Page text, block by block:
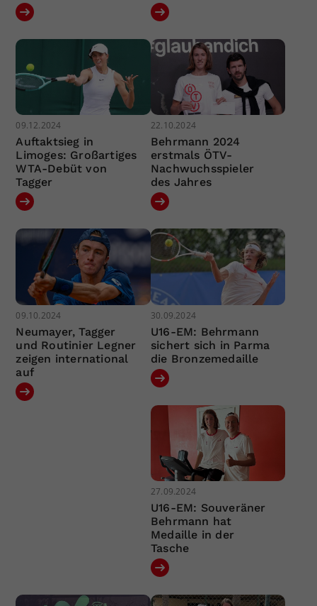
09.12.2024
Auftaktsieg in
Limoges: Großartiges
WTA-Debüt von
Tagger
22.10.2024
Behrmann 2024
erstmals ÖTV-
Nachwuchsspieler
des Jahres
09.10.2024
Neumayer, Tagger
und Routinier Legner
zeigen international
auf
30.09.2024
U16-EM: Behrmann
sichert sich in Parma
die Bronzemedaille
27.09.2024
U16-EM: Souveräner
Behrmann hat
Medaille in der
Tasche